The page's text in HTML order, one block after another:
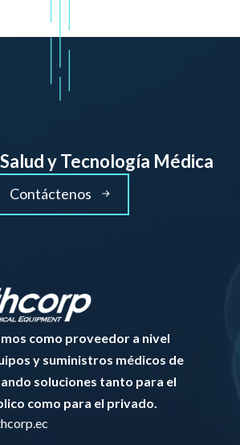
y Tecnología Médica
Contáctenos
como proveedor a nivel
y suministros médicos de
soluciones tanto para el
como para el privado.